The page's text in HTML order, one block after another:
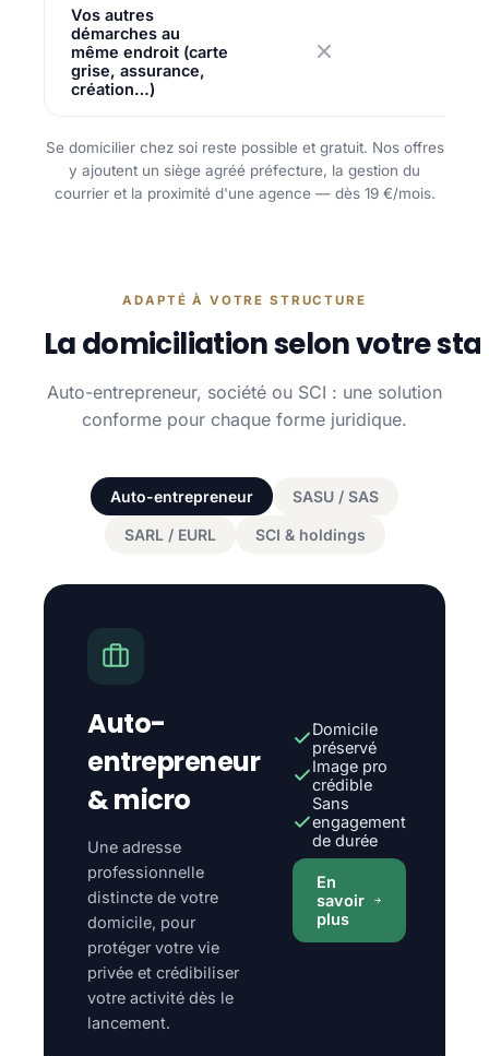
Vos autres
démarches au
même endroit (carte
grise, assurance,
création…)
Se domicilier chez soi reste possible et gratuit. Nos offres
y ajoutent un siège agréé préfecture, la gestion du
courrier et la proximité d'une agence — dès 19 €/mois.
ADAPTÉ À VOTRE STRUCTURE
La domiciliation selon votre
Auto-entrepreneur, société ou SCI : une solution
conforme pour chaque forme juridique.
Auto-entrepreneur SASU / SAS
SARL / EURL SCI & holdings
Auto-
entrepreneur
& micro
Une adresse
professionnelle
distincte de votre
domicile, pour
protéger votre vie
privée et crédibiliser
votre activité dès le
lancement.
Domicile
préservé
Image pro
crédible
Sans
engagement
de durée
En
savoir
plus